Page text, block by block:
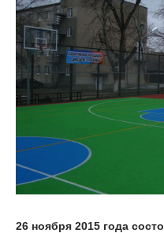
26 ноября 2015 года